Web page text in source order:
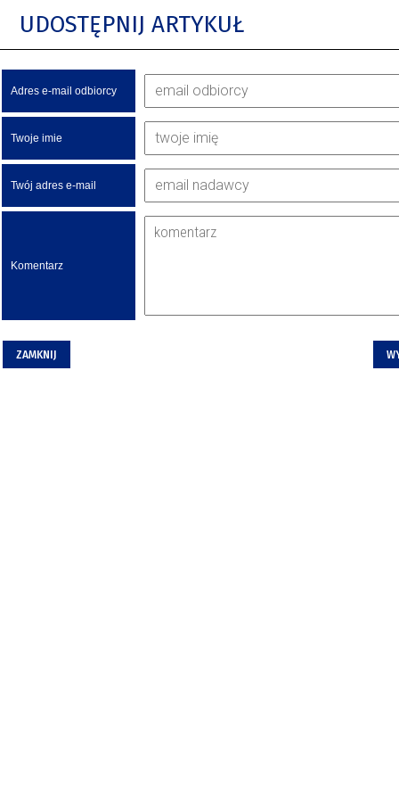
UDOSTĘPNIJ ARTYKUŁ
Adres e-mail odbiorcy
Twoje imie
Twój adres e-mail
Komentarz